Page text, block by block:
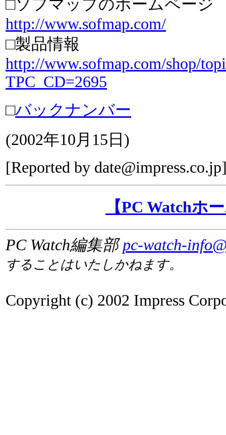
□ソフマップのホームページ
http://www.sofmap.com/
□製品情報
http://www.sofmap.com/shop/
TPC_CD=2695
□バックナンバー
(2002年10月15日 )
[Reported by date@impress.co.jp
【PC Watchホ
PC Watch編集部pc-watch-
することはいたしかねます。
Copyright (c) 2002 Impress